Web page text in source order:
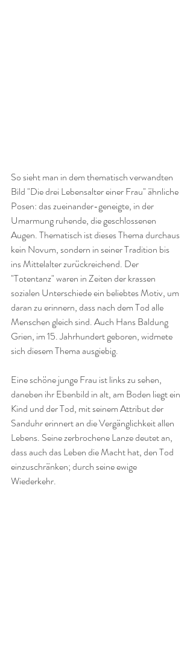
So sieht man in dem thematisch verwandten
Bild "Die drei Lebensalter einer Frau" ähnliche
Posen: das zueinander-geneigte, in der
Umarmung ruhende, die geschlossenen
Augen. Thematisch ist dieses Thema durchaus
kein Novum, sondern in seiner Tradition bis
ins Mittelalter zurückreichend. Der
"Totentanz" waren in Zeiten der krassen
sozialen Unterschiede ein beliebtes Motiv, um
daran zu erinnern, dass nach dem Tod alle
Menschen gleich sind. Auch Hans Baldung
Grien, im 15. Jahrhundert geboren, widmete
sich diesem Thema ausgiebig.
Eine schöne junge Frau ist links zu sehen,
daneben ihr Ebenbild in alt, am Boden liegt ein
Kind und der Tod, mit seinem Attribut der
Sanduhr erinnert an die Vergänglichkeit allen
Lebens. Seine zerbrochene Lanze deutet an,
dass auch das Leben die Macht hat, den Tod
einzuschränken; durch seine ewige
Wiederkehr.